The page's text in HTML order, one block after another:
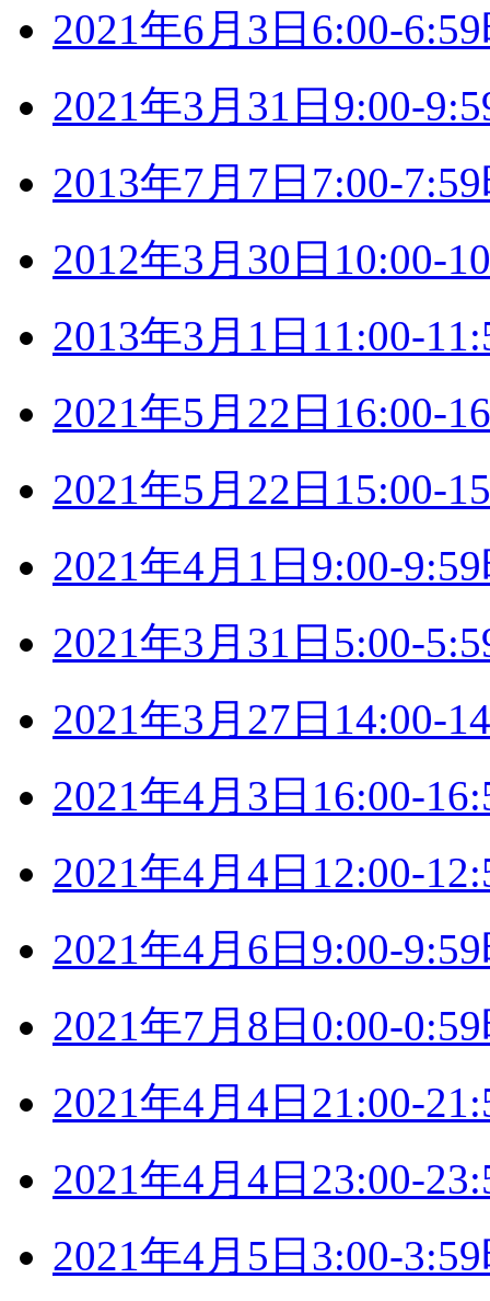
2021年6月3日6:00-
2021年3月31日9:00-
2013年7月7日7:00-
2012年3月30日10:00-
2013年3月1日11:00-
2021年5月22日16:00-
2021年5月22日15:00-
2021年4月1日9:00-
2021年3月31日5:00-
2021年3月27日14:00-
2021年4月3日16:00-
2021年4月4日12:00-
2021年4月6日9:00-
2021年7月8日0:00-
2021年4月4日21:00-
2021年4月4日23:00-
2021年4月5日3:00-